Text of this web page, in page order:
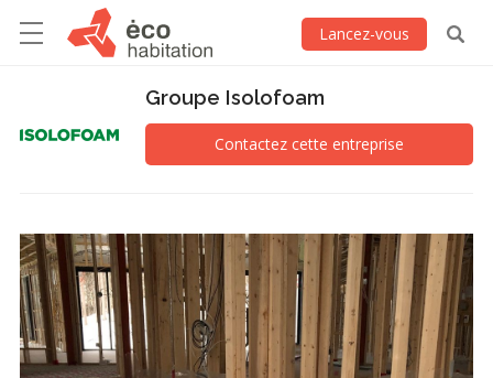
Lancez-vous
Groupe Isolofoam
Contactez cette entreprise